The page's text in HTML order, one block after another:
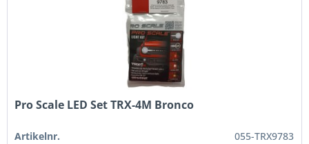
Pro Scale LED Set TRX-4M Bronco
Artikelnr. 055-TRX9783